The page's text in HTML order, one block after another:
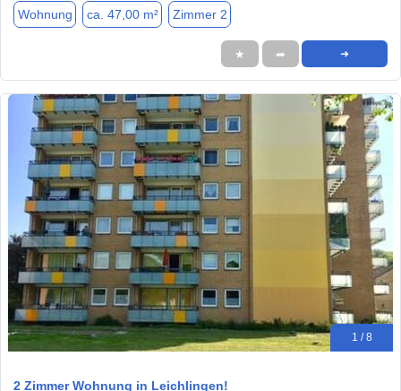
Wohnung ca. 47,00 m² Zimmer 2
★ ➦ ➜
1 / 8
2 Zimmer Wohnung in Leichlingen!